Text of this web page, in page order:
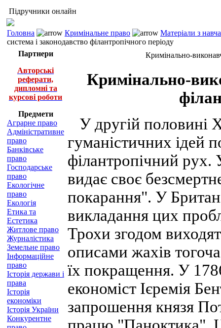
Підручники онлайн
Головна Кримінальне право
Матеріали з
система і законодавство філантропічного періоду
Партнери
Авторські
реферати,
дипломні та
курсові роботи
Предмети
Аграрне право
Адміністративне
право
Банківське
право
Господарське
право
Екологічне
право
Екологія
Етика та
Естетика
Житлове право
Журналістика
Земельне право
Інформаційне
право
Історія держави і
права
Історія
економіки
Історія України
Конкурентне
Кримінально-
Кримінально-
У другій половині
гуманістичних ідей
філантропічний рух.
видає своє
покарання". У
викладання цих
Трохи згодом
описами жахів
їх покращення. У
економіст Ієремія
запрошення князя